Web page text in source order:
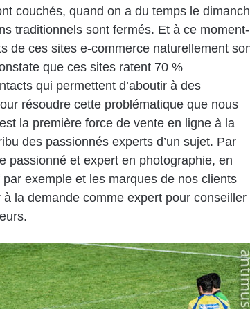
couchés, quand on a du temps le
traditionnels sont fermés. Et à ce moment-
de ces sites e-commerce naturellement
que ces sites ratent 70 %
qui permettent d’aboutir à des
résoudre cette problématique que nous
la première force de vente en ligne à la
des passionnés experts d’un sujet. Par
passionné et expert en photographie, en
exemple et les marques de nos clients
la demande comme expert pour conseiller